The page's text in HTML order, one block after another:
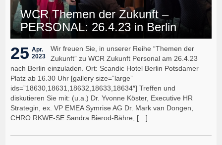
WCR Themen der Zukunft –
PERSONAL: 26.4.23 in Berlin
25 Apr.
2023
Wir freuen Sie, in unserer Reihe “Themen der
Zukunft” zu WCR Zukunft Personal am 26.4.23
nach Berlin einzuladen. Ort: Scandic Hotel Berlin Potsdamer
Platz ab 16.30 Uhr [gallery size=”large”
ids=”18630,18631,18632,18633,18634″] Treffen und
diskutieren Sie mit: (u.a.) Dr. Yvonne Köster, Executive HR
Strategin, ex. VP EMEA Symrise AG Dr. Mark van Dongen,
CHRO RKWE-SE Sandra Bierod-Bähre, […]